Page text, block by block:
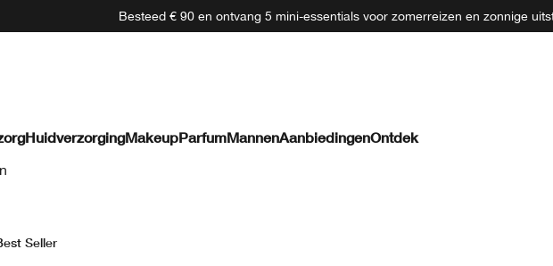
Besteed € 90 en ontvang 5 mini-essentials voor zomerreizen en zonnige
HuidverzorgingMakeupParfumMannenAanbiedingenOntdek
Seller